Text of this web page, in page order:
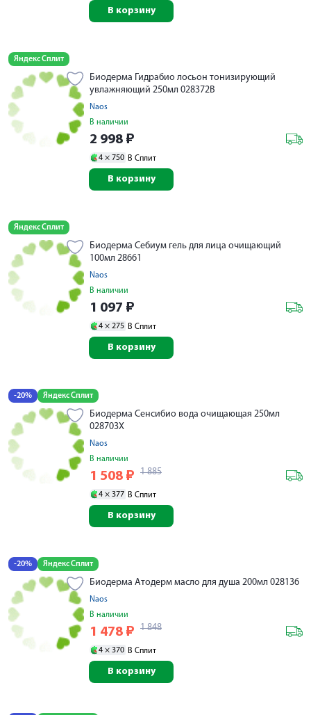
В корзину
Яндекс Сплит
Биодерма Гидрабио лосьон тонизирующий
увлажняющий 250мл 028372B
Naos
В наличии
2 998 ₽
4 × 750 В Сплит
В корзину
Яндекс Сплит
Биодерма Себиум гель для лица очищающий
100мл 28661
Naos
В наличии
1 097 ₽
4 × 275 В Сплит
В корзину
-20% Яндекс Сплит
Биодерма Сенсибио вода очищающая 250мл
028703X
Naos
В наличии
1 508 ₽ 1 885
4 × 377 В Сплит
В корзину
-20% Яндекс Сплит
Биодерма Атодерм масло для душа 200мл 028136
Naos
В наличии
1 478 ₽ 1 848
4 × 370 В Сплит
В корзину